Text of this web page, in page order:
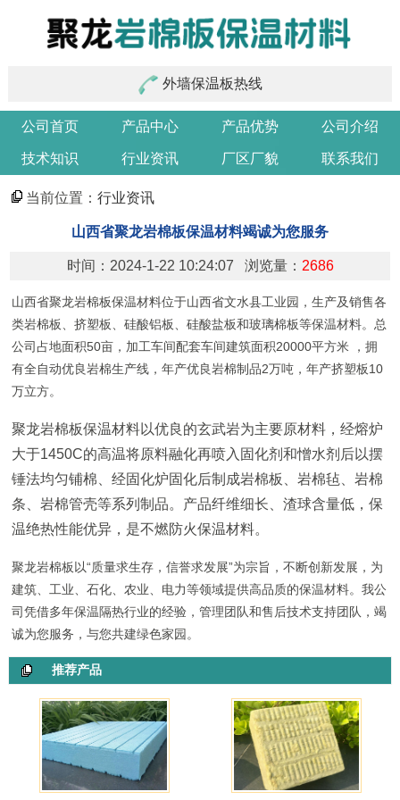
外墙保温板热线
公司首页 产品中心 产品优势 公司介绍
技术知识 行业资讯 厂区厂貌 联系我们
当前位置： 行业资讯
山西省聚龙岩棉板保温材料竭诚为您服务
时间：2024-1-22 10:24:07 浏览量： 2686
山西省聚龙岩棉板保温材料位于山西省文水县工业园，生产及销售各
类岩棉板、挤塑板、硅酸铝板、硅酸盐板和玻璃棉板等保温材料。总
公司占地面积50亩，加工车间配套车间建筑面积20000平方米 ，拥
有全自动优良岩棉生产线，年产优良岩棉制品2万吨，年产挤塑板10
万立方。
聚龙岩棉板保温材料以优良的玄武岩为主要原材料，经熔炉
大于1450C的高温将原料融化再喷入固化剂和憎水剂后以摆
锤法均匀铺棉、经固化炉固化后制成岩棉板、岩棉毡、岩棉
条、岩棉管壳等系列制品。产品纤维细长、渣球含量低，保
温绝热性能优异，是不燃防火保温材料。
聚龙岩棉板以“质量求生存，信誉求发展”为宗旨，不断创新发展，为
建筑、工业、石化、农业、电力等领域提供高品质的保温材料。我公
司凭借多年保温隔热行业的经验，管理团队和售后技术支持团队，竭
诚为您服务，与您共建绿色家园。
推荐产品